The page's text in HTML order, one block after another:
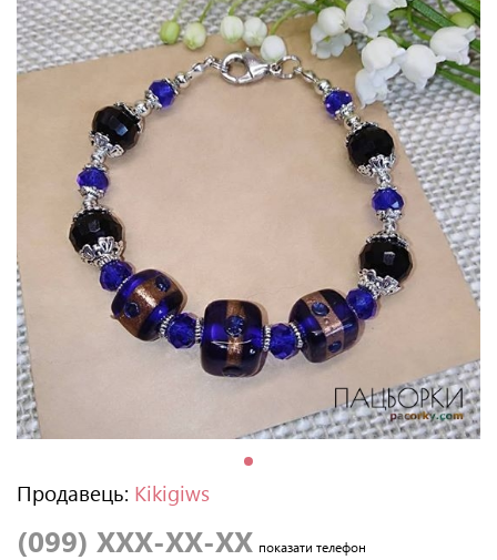
Продавець: Kikigiws
(099) XXX-XX-XX показати телефон